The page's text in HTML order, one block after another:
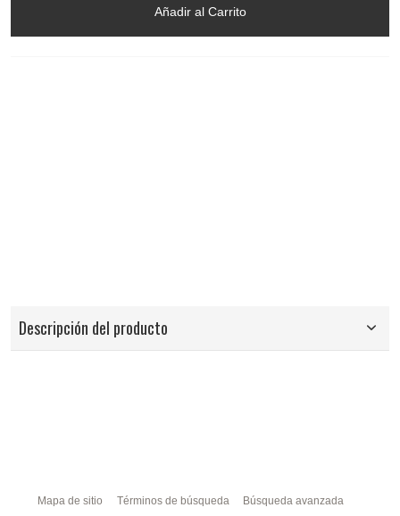
Añadir al Carrito
Descripción del producto
Mapa de sitio Términos de búsqueda Búsqueda avanzada